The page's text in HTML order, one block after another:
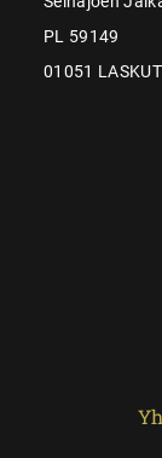
PL 59149
01051 LASKUT